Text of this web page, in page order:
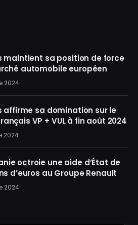
maintient sa position de force
automobile européen
2024
affirme sa domination sur le
VP + VUL à fin août 2024
2024
octroie une aide d’État de
d’euros au Groupe Renault
2024